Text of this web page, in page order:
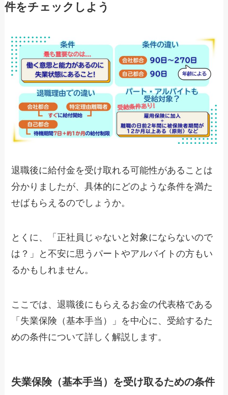
件をチェックしよう
退職後に給付金を受け取れる可能性があることは
分かりましたが、具体的にどのような条件を満た
せばもらえるのでしょうか。
とくに、「正社員じゃないと対象にならないので
は？」と不安に思うパートやアルバイトの方もい
るかもしれません。
ここでは、退職後にもらえるお金の代表格である
「失業保険（基本手当）」を中心に、受給するた
めの条件について詳しく解説します。
失業保険（基本手当）を受け取るための条件